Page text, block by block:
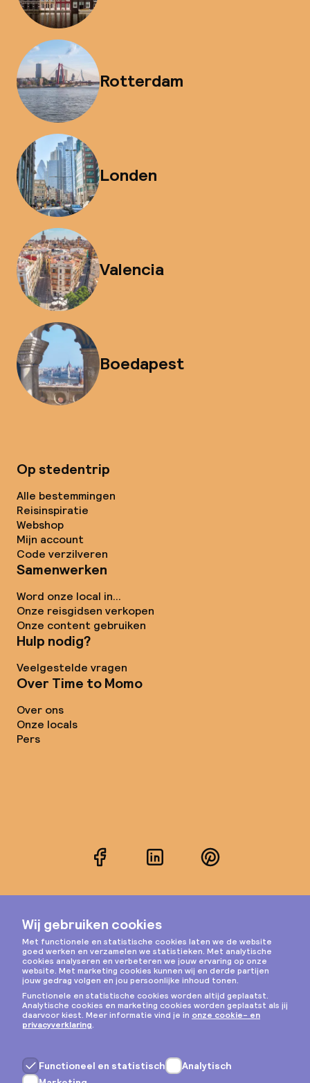
Rotterdam
Londen
Valencia
Boedapest
Op stedentrip
Alle bestemmingen
Reisinspiratie
Webshop
Mijn account
Code verzilveren
Samenwerken
Word onze local in...
Onze reisgidsen verkopen
Onze content gebruiken
Hulp nodig?
Veelgestelde vragen
Over Time to Momo
Over ons
Onze locals
Pers
FacebookLinkedInPinterest
Instagram
Privacy & cookies
Algemene voorwaarden